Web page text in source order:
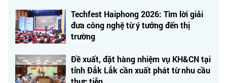
Techfest Haiphong 2026: Tìm lời giải
đưa công nghệ từ ý tưởng đến thị
trường
Đề xuất, đặt hàng nhiệm vụ KH&CN tại
tỉnh Đắk Lắk cần xuất phát từ nhu cầu